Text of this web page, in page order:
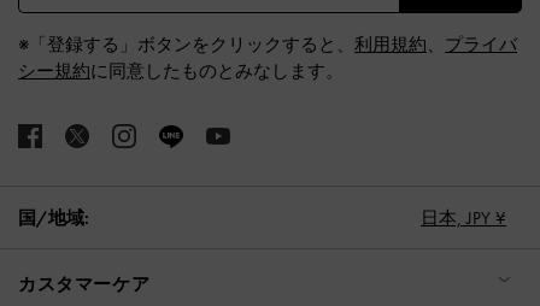
※「登録する」ボタンをクリックすると、 利用規約、 プライバ
シー規約に同意したものとみなします。
国/地域: 日本, JPY ¥
カスタマーケア